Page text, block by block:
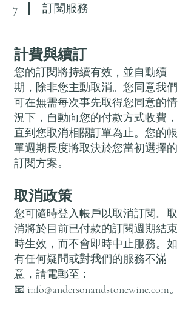
7 訂閱服務
計費與續訂
您的訂閱將持續有效，並自動續
期，除非您主動取消。您同意我們
可在無需每次事先取得您同意的情
況下，自動向您的付款方式收費，
直到您取消相關訂單為止。您的帳
單週期長度將取決於您當初選擇的
訂閱方案。
取消政策
您可隨時登入帳戶以取消訂閱。取
消將於目前已付款的訂閱週期結束
時生效，而不會即時中止服務。如
有任何疑問或對我們的服務不滿
意，請電郵至：
📧 info@andersonandstonewine.com。